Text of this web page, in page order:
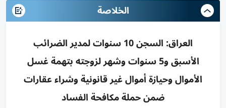
الخلاصة
العراق: السجن 10 سنوات لمدير الضرائب
الأسبق و5 سنوات وشهر لزوجته بتهمة غسل
الأموال وحيازة أموال غير قانونية وشراء عقارات
ضمن حملة مكافحة الفساد